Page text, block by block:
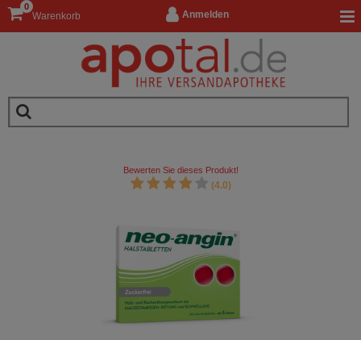
Anmelden
Warenkorb
0
Bewerten Sie dieses Produkt!
(4.0)